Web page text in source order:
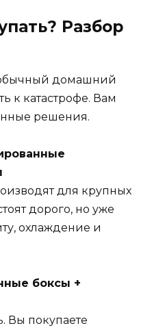
Разбор
обычный домашний
к катастрофе. Вам
решения.
для крупных
дорого, но уже
охлаждение и
боксы +
Вы покупаете